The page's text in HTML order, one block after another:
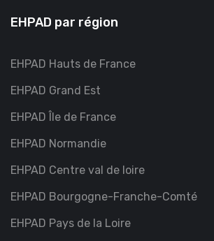
EHPAD par région
EHPAD Hauts de France
EHPAD Grand Est
EHPAD Île de France
EHPAD Normandie
EHPAD Centre val de loire
EHPAD Bourgogne-Franche-Comté
EHPAD Pays de la Loire